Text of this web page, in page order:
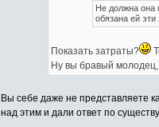
Не должна она
обязана ей эти
Показать затраты?
Ну вы бравый
Вы себе даже не представляете
над этим и дали ответ по